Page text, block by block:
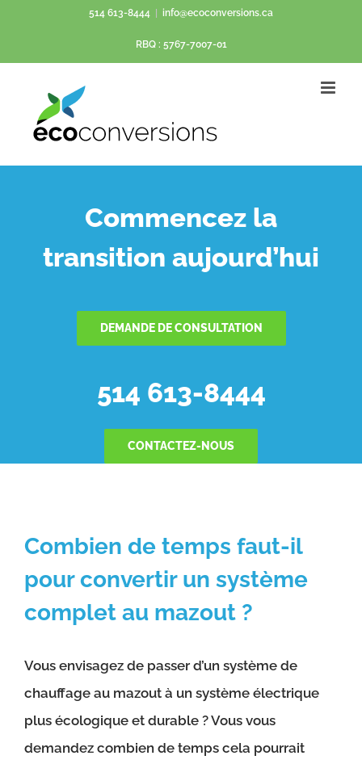
contenu
514 613-8444 info@ecoconversions.ca
RBQ : 5767-7007-01
Commencez la
transition aujourd’hui
DEMANDE DE CONSULTATION
514 613-8444
CONTACTEZ-NOUS
Combien de temps faut-il
pour convertir un système
complet au mazout ?
Vous envisagez de passer d’un système de
chauffage au mazout à un système électrique
plus écologique et durable ? Vous vous
demandez combien de temps cela pourrait